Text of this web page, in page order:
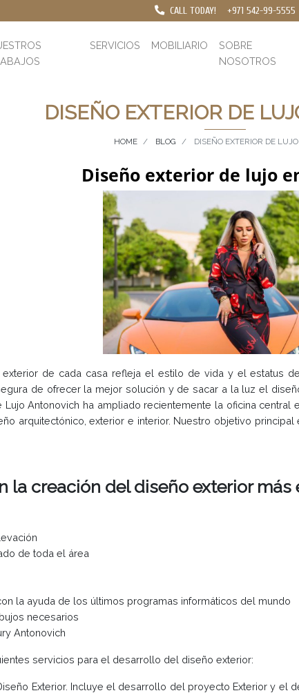
CALL TODAY! +971 542-99-5555
SERVICIOS MOBILIARIO
SOBRE
NOSOTROS
DISEÑO EXTERIOR DE
HOME BLOG DISEÑO EXTERIOR DE
Diseño exterior de lujo
de cada casa refleja el estilo de vida y el estatus
de ofrecer la mejor solución y de sacar a la luz el
Lujo Antonovich ha ampliado recientemente la oficina
arquitectónico, exterior e interior. Nuestro objetivo
la creación del diseño exterior más
de toda el área
la ayuda de los últimos programas informáticos del mundo
necesarios
Antonovich
servicios para el desarrollo del diseño exterior:
Exterior. Incluye el desarrollo del proyecto Exterior y el